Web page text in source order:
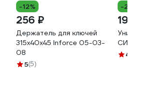
-12%
256 ₽
Держатель для ключей
315х40х45 Inforce 05-03-
08
5(5)
-24%
199
4.4